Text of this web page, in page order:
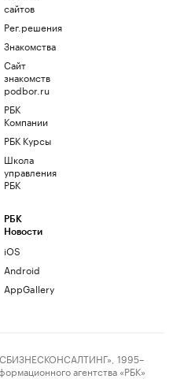
сайтов
Рег.решения
Знакомства
Сайт
знакомств
podbor.ru
РБК
Компании
РБК Курсы
Школа
управления
РБК
РБК
Новости
iOS
Android
AppGallery
1995–
агентства «РБК»